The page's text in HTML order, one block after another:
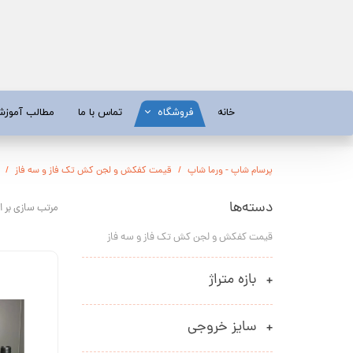
خانه فروشگاه
آبسردکن و دستگاه تصفیه آب
ابزار و قطعات
تماس با ما مطالب
تیلر
شناور
پمپ آب
ابزار
پرسام شاپ - ورما شاپ قیمت کفکش و لجن کش تک فاز و سه فاز
دسته‌ها
قیمت کفکش و لجن کش تک فاز و سه فاز
بازه متراژ
سایز خروجی
مرتب سازی